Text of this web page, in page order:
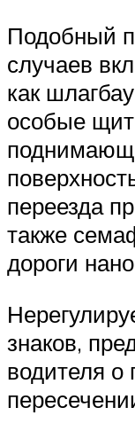
Подобный
случаев
как
особые
переезда
также
дороги
знаков,
водителя о